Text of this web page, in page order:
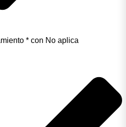
* con No aplica